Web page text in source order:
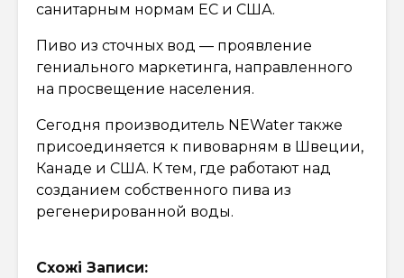
санитарным нормам ЕС и США.
Пиво из сточных вод — проявление
гениального маркетинга, направленного
на просвещение населения.
Сегодня производитель NEWater также
присоединяется к пивоварням в Швеции,
Канаде и США. К тем, где работают над
созданием собственного пива из
регенерированной воды.
Схожі Записи: